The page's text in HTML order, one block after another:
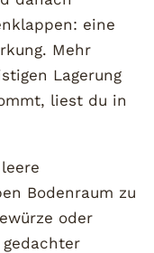
eine
Mehr
Lagerung
liest du in
Bodenraum zu
oder